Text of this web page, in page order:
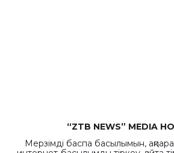
“ZTB NEWS” MEDIA
Мерзімді баспа басылымын,